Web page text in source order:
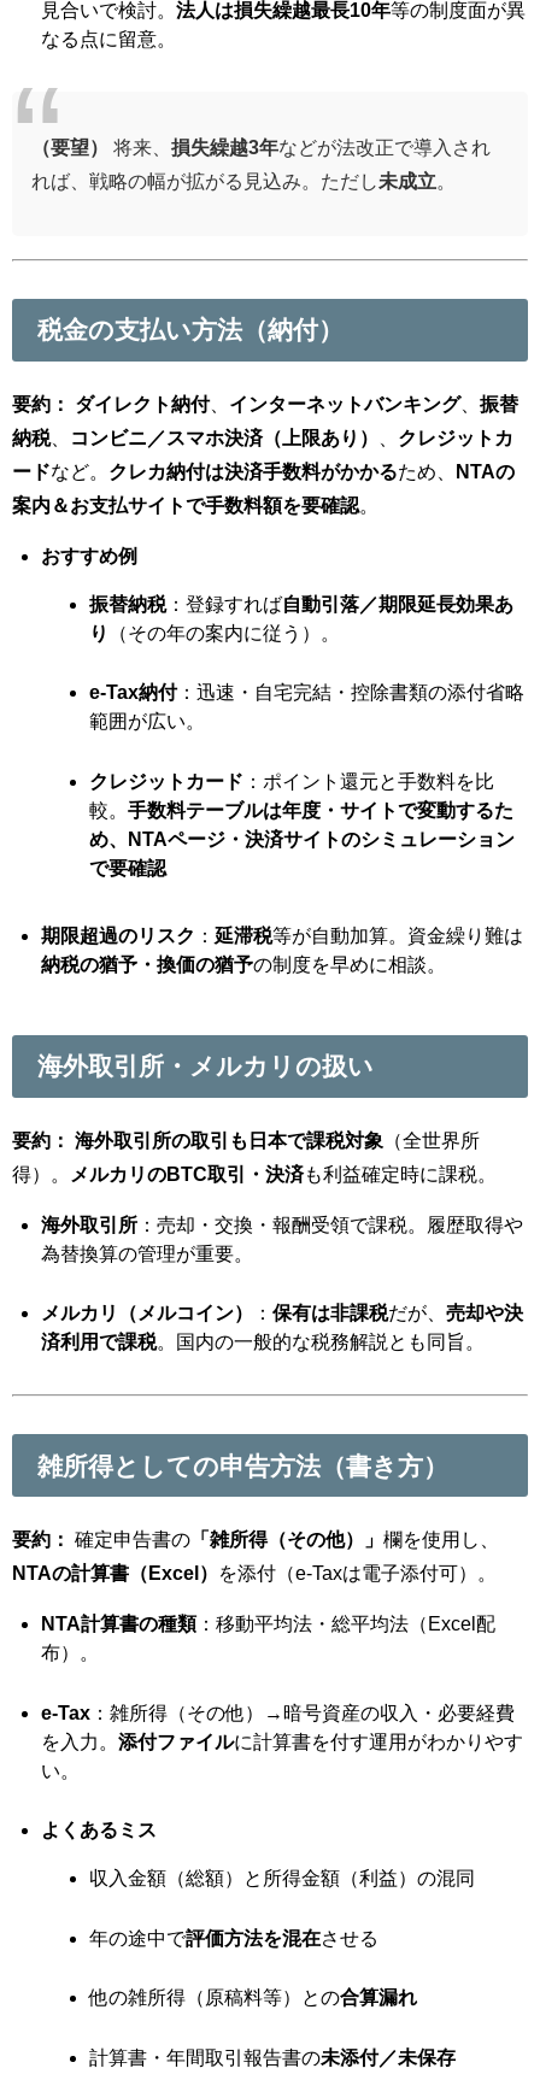
見合いで検討。 法人は損失繰越最長10年等の制度面が異
なる点に留意。
（要望） 将来、 損失繰越3年などが法改正で導入され
れば、戦略の幅が拡がる見込み。ただし 未成立
税金の支払い方法（納付）
要約： ダイレクト納付、 インターネットバンキング、 振替
納税
コンビニ／スマホ決済（上限あり）
クレジットカ
ードなど。 クレカ納付は決済手数料がかかるため、
NTAの
案内＆お支払サイトで手数料額を要確認
おすすめ例
振替納税 ：登録すれば自動引落／期限延長効果あ
り
（その年の案内に従う）。
e-Tax納付：迅速・自宅完結・控除書類の添付省略
範囲が広い。
クレジットカード ：ポイント還元と手数料を比
較。 手数料テーブルは年度・サイトで変動するた
め、NTAページ・決済サイトのシミュレーション
で要確認
期限超過のリスク ： 延滞税等が自動加算。資金繰り難は
納税の猶予・換価の猶予の制度を早めに相談。
海外取引所・メルカリの扱い
要約： 海外取引所の取引も日本で課税対象 （全世界所
得）。
メルカリのBTC取引・決済も利益確定時に課税。
海外取引所 ：売却・交換・報酬受領で課税。履歴取得や
為替換算の管理が重要。
メルカリ（メルコイン） ： 保有は非課税だが、 売却や決
済利用で課税。国内の一般的な税務解説とも同旨。
雑所得としての申告方法（書き方）
要約： 確定申告書の 「雑所得（その他）」 欄を使用し、
NTAの計算書（Excel）
を添付（e-Taxは電子添付可）。
NTA計算書の種類：移動平均法・総平均法（Excel配
布）。
e-Tax ：雑所得（その他）→暗号資産の収入・必要経費
を入力。 添付ファイルに計算書を付す運用がわかりやす
い。
よくあるミス
収入金額（総額）と所得金額（利益）の混同
年の途中で評価方法を混在させる
他の雑所得（原稿料等）との合算漏れ
計算書・年間取引報告書の未添付／未保存